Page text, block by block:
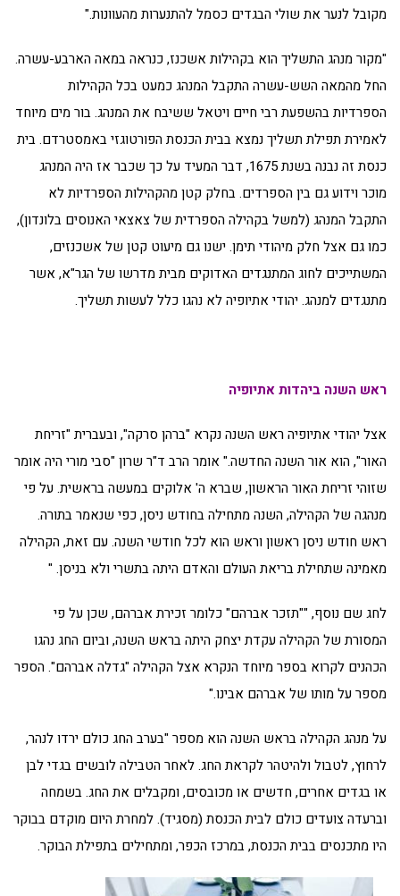
מקובל לנער את שולי הבגדים כסמל להתנערות מהעוונות."
"מקור מנהג התשליך הוא בקהילות אשכנז, כנראה במאה הארבע-עשרה.
החל מהמאה השש-עשרה התקבל המנהג כמעט בכל הקהילות
הספרדיות בהשפעת רבי חיים ויטאל ששיבח את המנהג. בור מים מיוחד
לאמירת תפילת תשליך נמצא ‏בבית הכנסת הפורטוגזי באמסטרדם. בית
כנסת זה נבנה בשנת 1675, דבר המעיד על כך שכבר אז היה המנהג
מוכר וידוע גם בין הספרדים. בחלק קטן מהקהילות הספרדיות לא
התקבל המנהג (למשל בקהילה הספרדית של צאצאי האנוסים בלונדון),
כמו גם אצל חלק מיהודי תימן. ישנו גם מיעוט קטן של אשכנזים,
המשתייכים לחוג המתנגדים האדוקים מבית מדרשו של הגר"א, אשר
מתנגדים למנהג. יהודי אתיופיה לא נהגו כלל לעשות תשליך.
ראש השנה ביהדות אתיופיה
אצל יהודי אתיופיה ראש השנה נקרא "ברהן סרקה", ובעברית "זריחת
האור", הוא אור השנה החדשה." אומר הרב ד"ר שרון "סבי מורי היה אומר
שזוהי זריחת האור הראשון, שברא ה' אלוקים במעשה בראשית. על פי
מנהגה של הקהילה, השנה מתחילה בחודש ניסן, כפי שנאמר בתורה.
ראש חודש ניסן ראשון וראש הוא לכל חודשי השנה. עם זאת, הקהילה
מאמינה שתחילת בריאת העולם והאדם היתה בתשרי ולא בניסן. "
לחג שם נוסף, ""תזכר אברהם" כלומר זכירת אברהם, שכן על פי
המסורת של הקהילה עקדת יצחק היתה בראש השנה, וביום החג נהגו
הכהנים לקרוא בספר מיוחד הנקרא אצל הקהילה "גדלה אברהם". הספר
מספר על מותו של אברהם אבינו."
על מנהג הקהילה בראש השנה הוא מספר "בערב החג כולם ירדו לנהר,
לרחוץ, לטבול ולהיטהר לקראת החג. לאחר הטבילה לובשים בגדי לבן
או בגדים אחרים, חדשים או מכובסים, ומקבלים את החג. בשמחה
וברעדה צועדים כולם לבית הכנסת (מסגיד). למחרת היום מוקדם בבוקר
היו מתכנסים בבית הכנסת, במרכז הכפר, ומתחילים בתפילת הבוקר.